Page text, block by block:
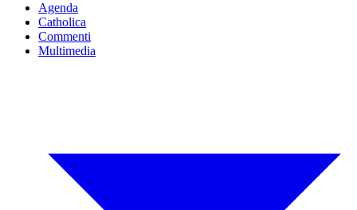
Agenda
Catholica
Commenti
Multimedia